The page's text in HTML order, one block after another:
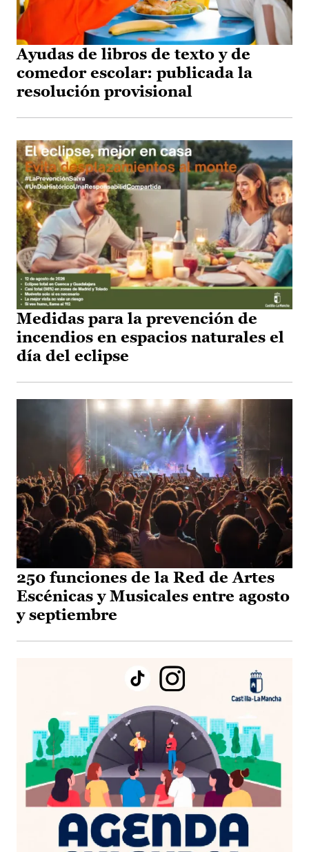
Ayudas de libros de texto y de
comedor escolar: publicada la
resolución provisional
Medidas para la prevención de
incendios en espacios naturales el
día del eclipse
250 funciones de la Red de Artes
Escénicas y Musicales entre agosto
y septiembre